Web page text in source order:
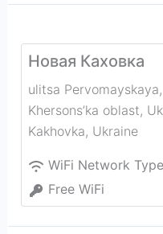
Новая Каховка
ulitsa
Khersons’ka oblast,
Kakhovka, Ukraine
WiFi Network
Free WiFi